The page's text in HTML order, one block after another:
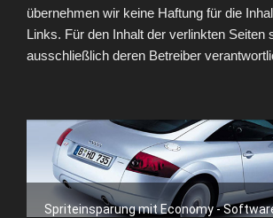
übernehmen wir keine Haftung für die
Links. Für den Inhalt der verlinkten Seiten
ausschließlich deren Betreiber
Spriteinsparung mit Economy -